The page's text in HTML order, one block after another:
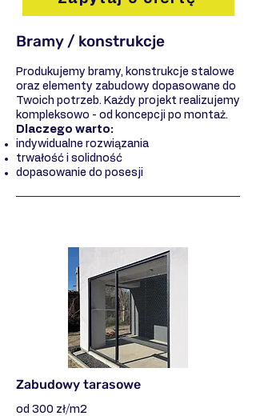
Bramy / konstrukcje
Produkujemy bramy, konstrukcje stalowe
oraz elementy zabudowy dopasowane do
Twoich potrzeb. Każdy projekt realizujemy
kompleksowo - od koncepcji po montaż.
Dlaczego warto:
indywidualne rozwiązania
trwałość i solidność
dopasowanie do posesji
Zabudowy tarasowe
od 300 zł/m2